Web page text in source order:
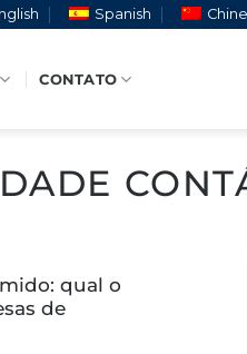
Spanish
CONTATO
qual o
de